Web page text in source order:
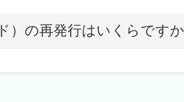
）の再発行はいくらですか